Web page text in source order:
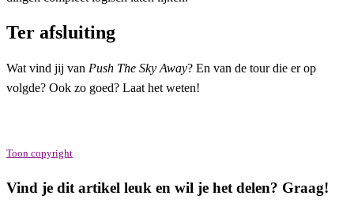
Ter afsluiting
Wat vind jij van Push The Sky Away? En van de tour die er op
volgde? Ook zo goed? Laat het weten!
Toon copyright
Vind je dit artikel leuk en wil je het delen? Graag!